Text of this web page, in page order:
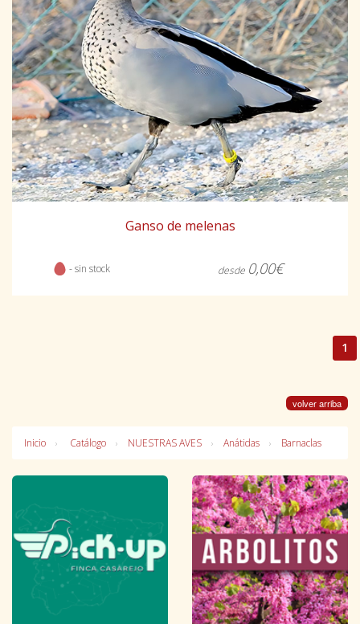
Ganso de melenas
- sin stock desde 0,00€
1
volver arriba
Inicio Catálogo NUESTRAS AVES Anátidas Barnaclas